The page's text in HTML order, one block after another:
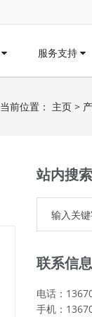
服务支持
当前位置： 主页 >
站内搜索
联系信息
电话：
手机：